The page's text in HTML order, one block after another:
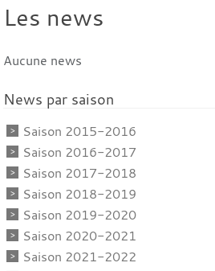
Les news
Aucune news
News par saison
Saison 2015-2016
Saison 2016-2017
Saison 2017-2018
Saison 2018-2019
Saison 2019-2020
Saison 2020-2021
Saison 2021-2022